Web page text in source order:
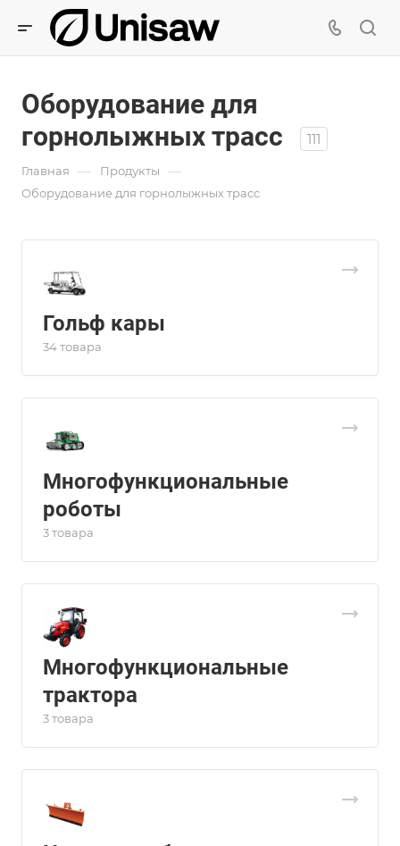
Оборудование для
горнолыжных трасс
111
Главная — Продукты —
Оборудование для горнолыжных трасс
Гольф кары
34 товара
Многофункциональные
роботы
3 товара
Многофункциональные
трактора
3 товара